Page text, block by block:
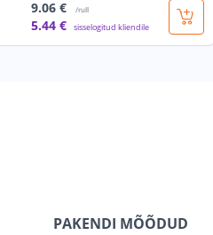
9.06 € /rull
5.44 € sisselogitud kliendile
PAKENDI MÕÕDUD